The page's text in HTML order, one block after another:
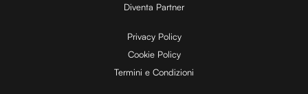
Diventa Partner
Privacy Policy
Cookie Policy
Termini e Condizioni